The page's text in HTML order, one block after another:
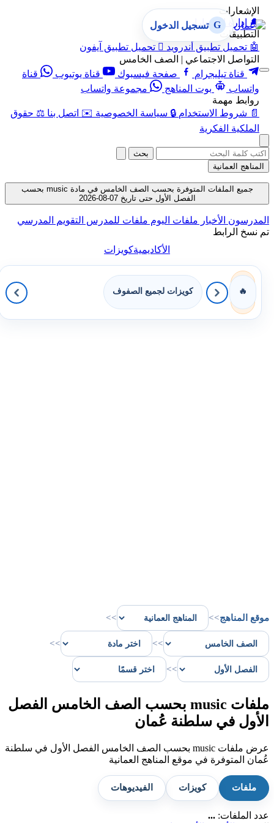
الإشعارات
🔔 إدارة الإشعارات
التطبيقات
🤖 تحميل تطبيق أندرويد  تحميل تطبيق آيفون
التواصل الاجتماعي | الصف الخامس
قناة تيليجرام
صفحة فيسبوك قناة يوتيوب
قناة
واتساب
بوت المناهج
مجموعة واتساب
روابط مهمة
📄 شروط الاستخدام 🔒 سياسة الخصوصية ✉️ اتصل بنا ⚖️ حقوق
الملكية الفكرية
G تسجيل الدخول
بحث
المناهج العمانية
جميع الملفات المتوفرة بحسب الصف الخامس في مادة music بحسب
الفصل الأول حتى تاريخ 07-08-2026
المدرسون الأخبار ملفات اليوم ملفات للمدرس التقويم المدرسي
تم نسخ الرابط
الأكاديميةكويزات
🔥 كويزات لجميع الصفوف
موقع المناهج>>
>>
>>
>>
>>
ملفات music بحسب الصف الخامس الفصل
الأول في سلطنة عُمان
عرض ملفات music بحسب الصف الخامس الفصل الأول في سلطنة
عُمان المتوفرة في موقع المناهج العمانية
ملفات كويزات الفيديوهات
عدد الملفات: ...